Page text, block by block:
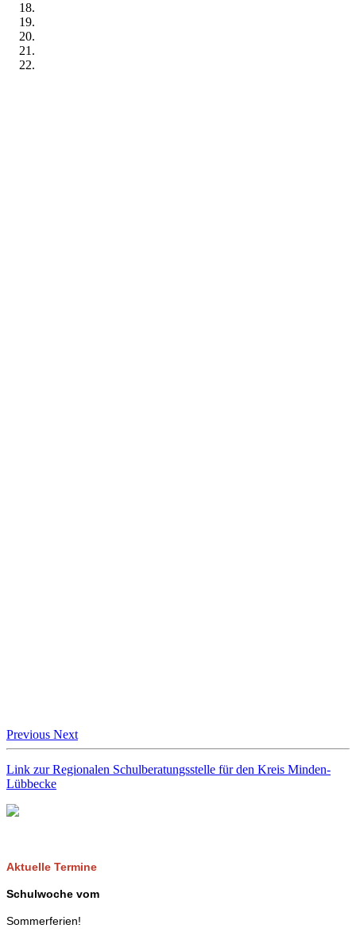
Previous Next
Link zur Regionalen Schulberatungsstelle für den Kreis Minden-
Lübbecke
Aktuelle Termine
Schulwoche vom
Sommerferien!